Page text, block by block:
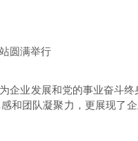
业发展和党的事业奋斗
团队凝聚力，更展现了